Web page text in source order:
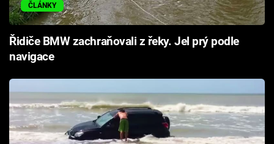
Sledujte nás
ČLÁNKY
Řidiče BMW zachraňovali z řeky. Jel prý podle
navigace